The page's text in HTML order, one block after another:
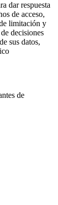
dar respuesta
de acceso,
limitación y
decisiones
sus datos,
de